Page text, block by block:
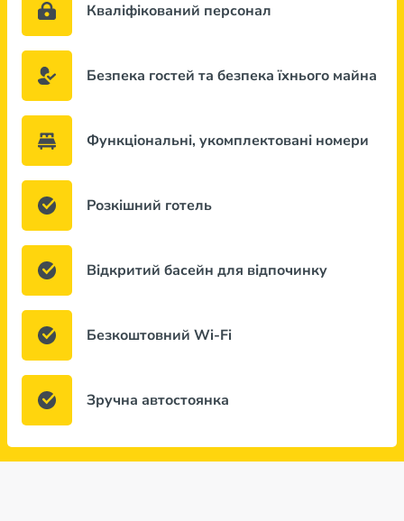
Кваліфікований персонал
Безпека гостей та безпека їхнього майна
Функціональні, укомплектовані номери
Розкішний готель
Відкритий басейн для відпочинку
Безкоштовний Wi-Fi
Зручна автостоянка